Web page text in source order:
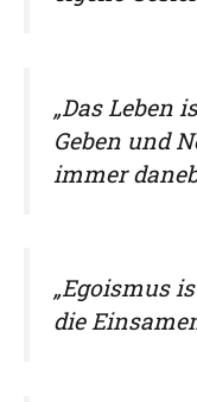
„Das Leben
Geben und
immer
„Egoismus
die